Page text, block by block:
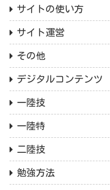
サイトの使い方
サイト運営
その他
デジタルコンテンツ
一陸技
一陸特
二陸技
勉強方法